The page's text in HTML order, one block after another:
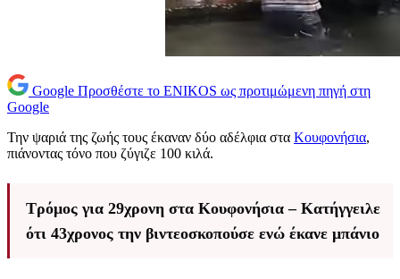
Google Προσθέστε το ENIKOS ως προτιμώμενη πηγή στη
Google
Την ψαριά της ζωής τους έκαναν δύο αδέλφια στα Κουφονήσια,
πιάνοντας τόνο που ζύγιζε 100 κιλά.
Τρόμος για 29χρονη στα Κουφονήσια – Κατήγγειλε
ότι 43χρονος την βιντεοσκοπούσε ενώ έκανε μπάνιο